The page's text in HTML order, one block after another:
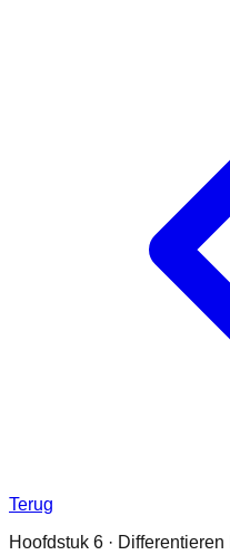
Terug
Hoofdstuk 6 · Differentieren II